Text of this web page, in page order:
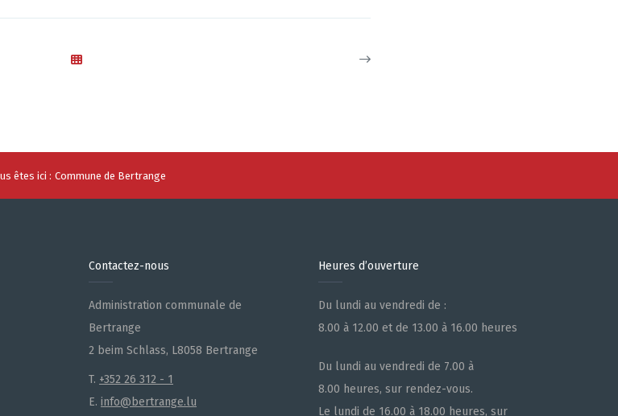
êtes ici : Commune de Bertrange
Contactez-nous
Administration communale de
Bertrange
2 beim Schlass, L8058 Bertrange
T. +352 26 312 - 1
E. info@bertrange.lu
Heures d’ouverture
Du lundi au vendredi de :
8.00 à 12.00 et de 13.00 à 16.00 heures
Du lundi au vendredi de 7.00 à
8.00 heures, sur rendez-vous.
Le lundi de 16.00 à 18.00 heures, sur